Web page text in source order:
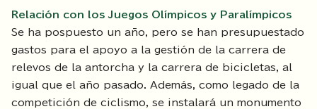
Relación con los Juegos Olímpicos y Paralímpicos
Se ha pospuesto un año, pero se han presupuestado
gastos para el apoyo a la gestión de la carrera de
relevos de la antorcha y la carrera de bicicletas, al
igual que el año pasado. Además, como legado de la
competición de ciclismo, se instalará un monumento